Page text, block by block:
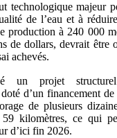
technologique majeur
de l’eau et à
production à 240 000
de dollars, devrait être
achevés.
un projet
d’un financement
de plusieurs
kilomètres, ce qui
d’ici fin 2026.